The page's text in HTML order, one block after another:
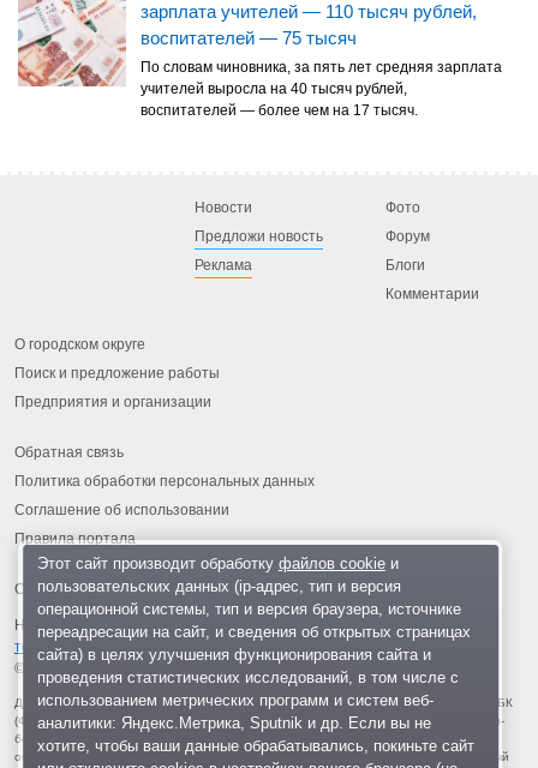
зарплата учителей — 110 тысяч рублей,
воспитателей — 75 тысяч
По словам чиновника, за пять лет средняя зарплата
учителей выросла на 40 тысяч рублей,
воспитателей — более чем на 17 тысяч.
Новости
Предложи новость
Реклама
Фото
Форум
Блоги
Комментарии
О городском округе
Поиск и предложение работы
Предприятия и организации
Обратная связь
Политика обработки персональных данных
Соглашение об использовании
Правила портала
На информационном ресурсе применяются рекомендательные
технологии
© 2013-2026 «ОИНФО»,
сделано в Одинцово
Для читателей: В России признаны экстремистскими и запрещены организации ФБК
(Фонд борьбы с коррупцией, признан иноагентом), Штабы Навального, «Национал-
большевистская партия», «Свидетели Иеговы», «Армия воли народа», «Русский
общенациональный союз», «Движение против нелегальной иммиграции», «Правый
Этот сайт производит обработку файлов cookieи
пользовательских данных (ip-адрес, тип и версия
операционной системы, тип и версия браузера, источнике
переадресации на сайт, и сведения об открытых страницах
сайта) в целях улучшения функционирования сайта и
проведения статистических исследований, в том числе с
использованием метрических программ и систем веб-
аналитики: Яндекс.Метрика, Sputnik и др. Если вы не
хотите, чтобы ваши данные обрабатывались, покиньте сайт